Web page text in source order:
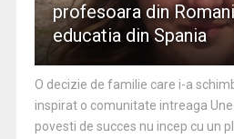
profesoara din
educatia din Spania
O decizie de familie care i-a
inspirat o comunitate intreaga
povesti de succes nu incep cu un